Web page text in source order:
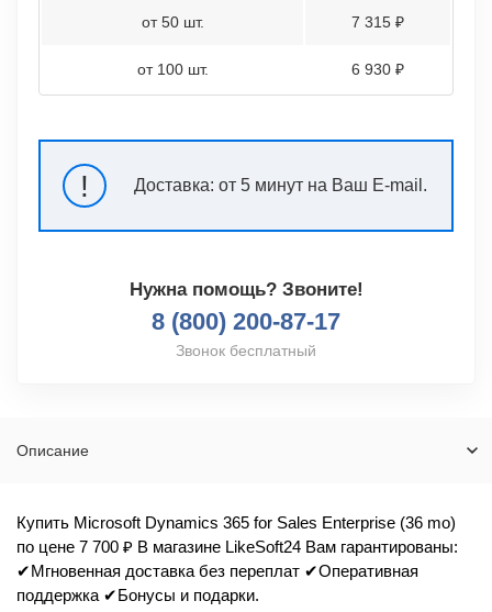
от 50 шт. 7 315 ₽
от 100 шт. 6 930 ₽
! Доставка: от 5 минут на Ваш E-mail.
Нужна помощь? Звоните!
8 (800) 200-87-17
Звонок бесплатный
Описание
Купить Microsoft Dynamics 365 for Sales Enterprise (36 mo)
по цене 7 700 ₽ В магазине LikeSoft24 Вам гарантированы:
✔Мгновенная доставка без переплат ✔Оперативная
поддержка ✔Бонусы и подарки.